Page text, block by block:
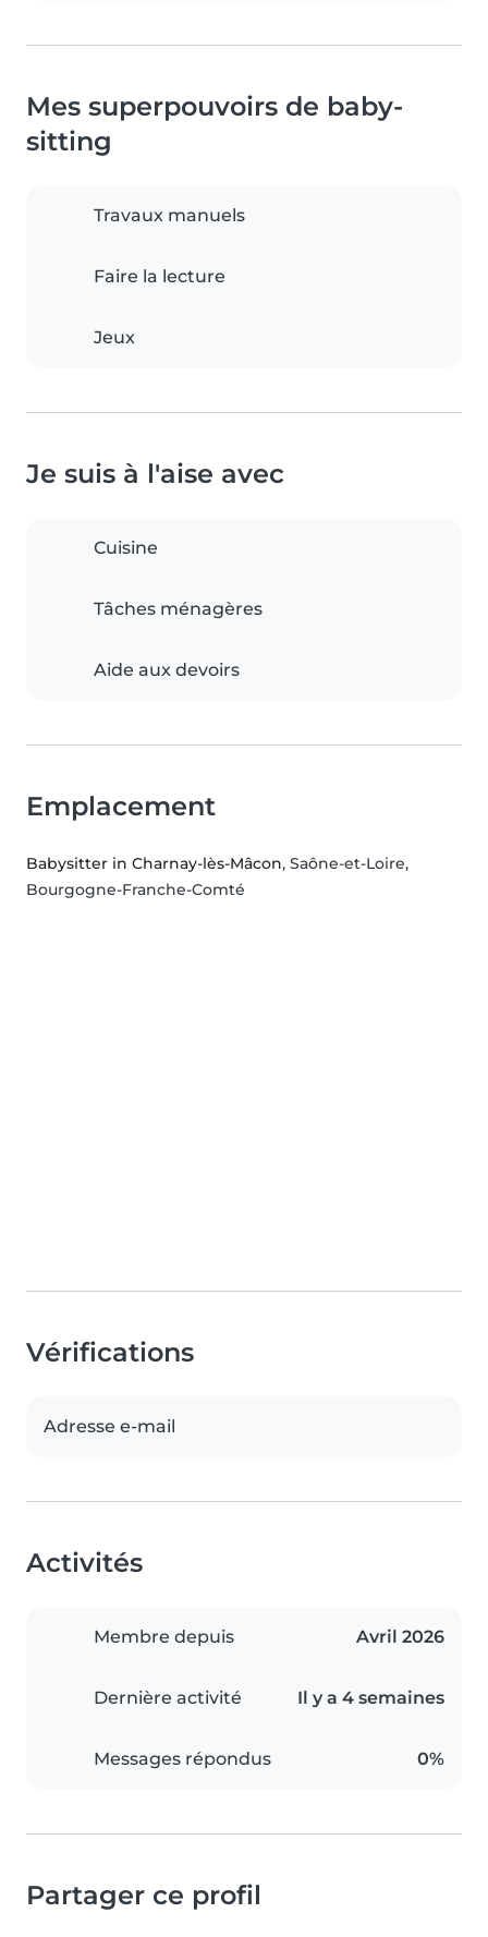
Mes superpouvoirs de baby-
sitting
Travaux manuels
Faire la lecture
Jeux
Je suis à l'aise avec
Cuisine
Tâches ménagères
Aide aux devoirs
Emplacement
Babysitter in Charnay-lès-Mâcon, Saône-et-Loire,
Bourgogne-Franche-Comté
Vérifications
Adresse e-mail
Activités
Membre depuis Avril 2026
Dernière activité Il y a 4 semaines
Messages répondus 0%
Partager ce profil